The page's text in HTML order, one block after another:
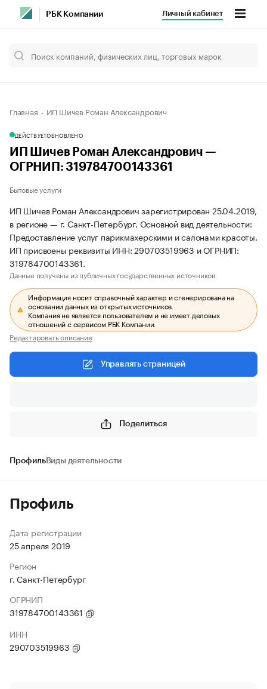
РБК Компании Личный кабинет
Главная ИП Шичев Роман Александрович
ДЕЙСТВУЕТОБНОВЛЕНО
ИП Шичев Роман Александрович —
ОГРНИП: 319784700143361
Бытовые услуги
ИП Шичев Роман Александрович зарегистрирован 25.04.2019,
в регионе — г. Санкт-Петербург. Основной вид деятельности:
Предоставление услуг парикмахерскими и салонами красоты.
ИП присвоены реквизиты ИНН: 290703519963 и ОГРНИП:
319784700143361.
Данные получены из публичных государственных источников.
Информация носит справочный характер и сгенерирована на
основании данных из открытых источников.
Компания не является пользователем и не имеет деловых
отношений с сервисом РБК Компании.
Редактировать описание
Управлять страницей
Поделиться
ПрофильВиды деятельности
Профиль
Дата регистрации
25 апреля 2019
Регион
г. Санкт-Петербург
ОГРНИП
319784700143361
ИНН
290703519963